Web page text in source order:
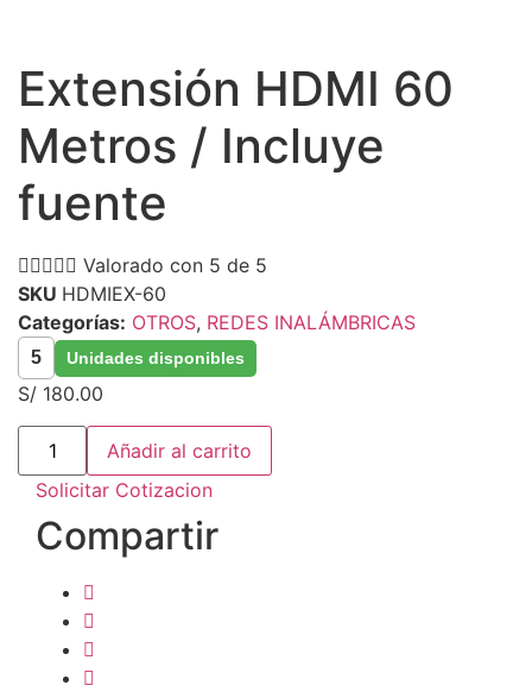
Extensión HDMI 60
Metros / Incluye
fuente
 Valorado con 5 de 5
SKU HDMIEX-60
Categorías: OTROS, REDES INALÁMBRICAS
5 Unidades disponibles
S/ 180.00
Extensión
HDMI
60
Metros
Incluye
fuente
Añadir al carrito
Solicitar Cotizacion
Compartir